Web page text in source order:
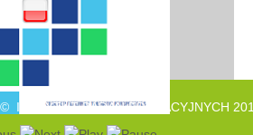
INSTYTUT BADAŃ EDUKACYJNYCH